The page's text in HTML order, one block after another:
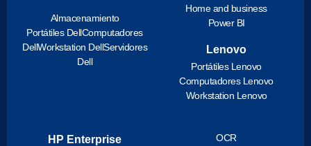
Almacenamiento
Portátiles DellComputadores
DellWorkstation DellServidores
Dell
Home and business
Power BI
Lenovo
Portátiles Lenovo
Computadores Lenovo
Workstation Lenovo
HP Enterprise
OCR